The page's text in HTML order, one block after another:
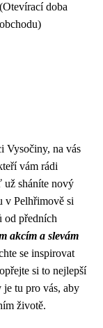
(Otevírací doba
obchodu)
Vysočiny, na vás
vám rádi
už sháníte nový
v Pelhřimově si
od předních
akcím a slevám
se inspirovat
si to nejlepší
tu pro vás, aby
životě.